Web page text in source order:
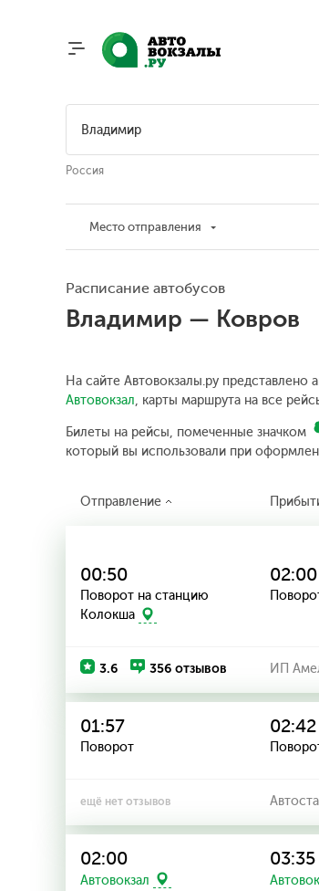
Россия
Место отправления
Расписание автобусов
Владимир — Ковров
На сайте Автовокзалы.ру представлено
Автовокзал, карты маршрута на все
Билеты на рейсы, помеченные значком
который вы использовали при
Отправление
00:50
Поворот на станцию
Колокша
02:00
3.6 356 отзывов ИП
01:57
Поворот
02:42
ещё нет отзывов
02:00
Автовокзал
03:35